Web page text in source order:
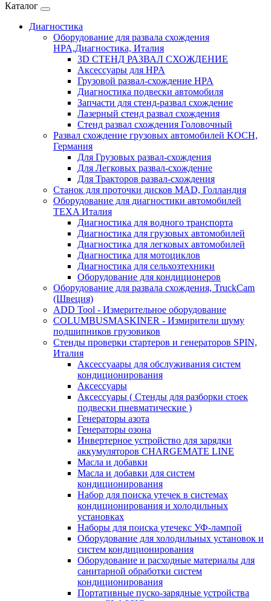
Каталог
Диагностика
Оборудование для развала схождения
HPA,Диагностика, Италия
3D СТЕНД РАЗВАЛ СХОЖДЕНИЕ
Аксессуары для HPA
Грузовой развал-схождение HPA
Диагностика подвески автомобиля
Запчасти для стенд-развал схождение
Лазерный стенд развал схождения
Стенд развал схождения Головочный
Развал схождение грузовых автомобилей KOCH,
Германия
Для Грузовых развал-схождения
Для Легковых развал-схождение
Для Тракторов развал-схождения
Станок для проточки дисков MAD, Голландия
Оборудование для диагностики автомобилей
TEXA Италия
Диагностика для водного транспорта
Диагностика для грузовых автомобилей
Диагностика для легковых автомобилей
Диагностика для мотоциклов
Диагностика для сельхозтехники
Оборудование для кондиционеров
Оборудование для развала схождения, TruckCam
(Швеция)
ADD Tool - Измерительное оборудование
COLUMBUSMASKINER - Измирители шуму
подшипников грузовиков
Стенды проверки стартеров и генераторов SPIN,
Италия
Аксессуаары для обслуживания систем
кондиционирования
Аксессуары
Аксессуары ( Стенды для разборки стоек
подвески пневматические )
Генераторы азота
Генераторы озона
Инвертерное устройство для зарядки
аккумуляторов CHARGEMATE LINE
Масла и добавки
Масла и добавки для систем
кондиционирования
Набор для поиска утечек в системах
кондиционирования и холодильных
установках
Наборы для поиска утечекс УФ-лампой
Оборудование для холодильных установок и
систем кондиционирования
Оборудование и расходные материалы для
санитарной обработки систем
кондиционирования
Портативные пуско-зарядные устройства